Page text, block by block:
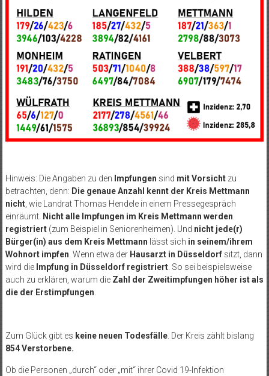
Hinweis: Die Angaben zu den Impfungen sind mit Vorsichtzu
betrachten, denn: Die genaue Anzahl kennt der Kreis Mettmann
nicht, wie Landrat Thomas Hendele in einem Pressegespräch
einräumt. Nicht alle Impfungen im Kreis Mettmann werden
registriert(zum Beispiel in Seniorenheimen). Und nicht jede(r)
Bürger(in) aus dem Kreis Mettmann lässt sich in seinem/ihrem
Wohnort impfen. Wenn etwa der Hausarzt in Düsseldorfsitzt, dann
wird die Impfung in Düsseldorf registriert. So sei beispielsweise
auch zu erklären, warum die Zahl der Zweitimpfungen höher ist als
die der Erstimpfungen.
Zum Glück gibt es keine neuen Todesfälle. Der Kreis zählt bislang
854 Verstorbene.
Ob die Personen „durch“ oder „mit“ ihrer Covid 19-Infektion